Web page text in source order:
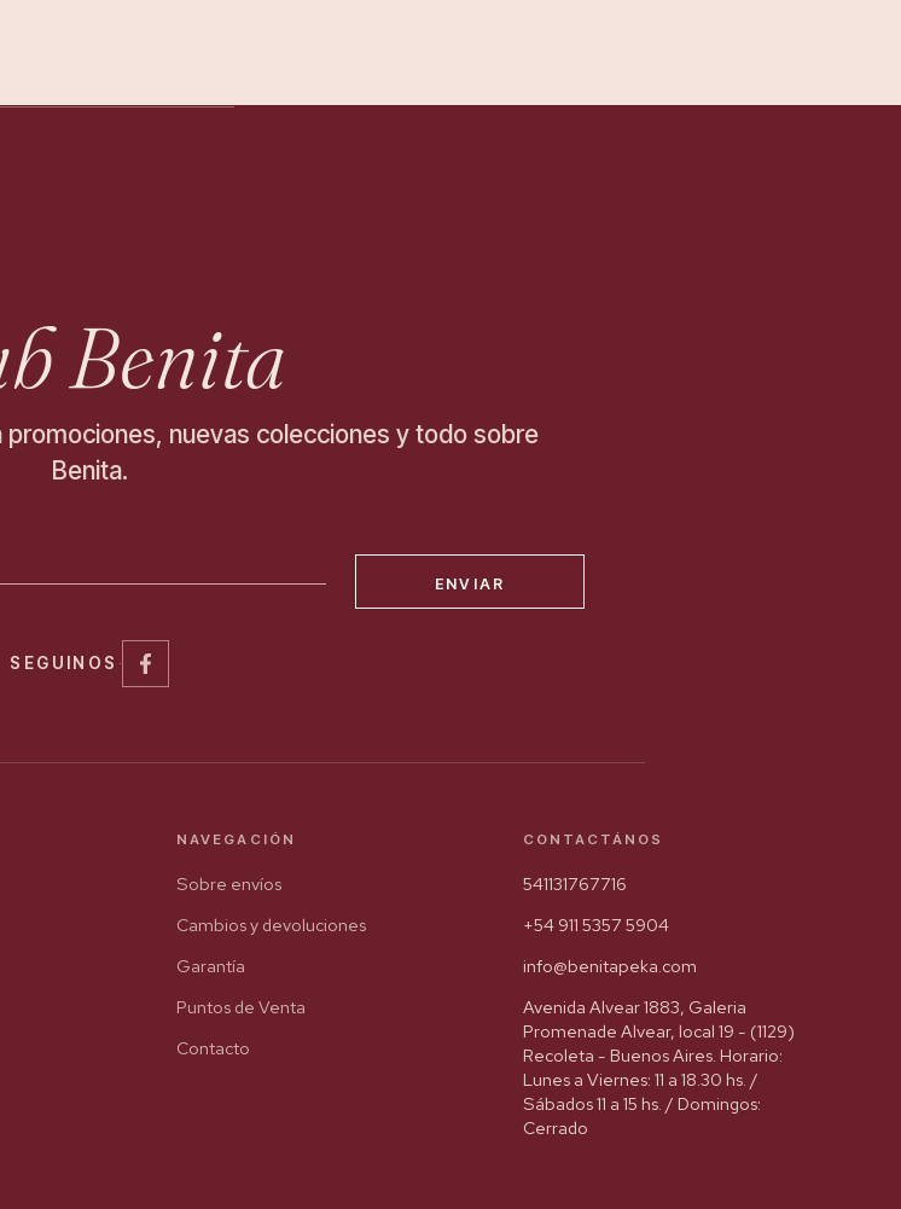
Benita
nuevas colecciones y todo sobre
Benita.
ENVIAR
SEGUINOS ·
NAVEGACIÓN
Sobre envíos
Cambios y devoluciones
Garantía
Puntos de Venta
Contacto
CONTACTÁNOS
541131767716
+54 911 5357 5904
info@benitapeka.com
Avenida Alvear 1883, Galeria
Promenade Alvear, local 19 - (1129)
Recoleta - Buenos Aires. Horario:
Lunes a Viernes: 11 a 18.30 hs. /
Sábados 11 a 15 hs. / Domingos:
Cerrado